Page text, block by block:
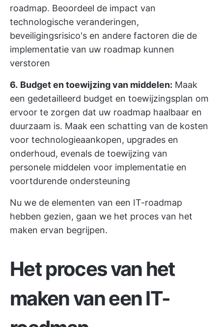
roadmap. Beoordeel de impact van
technologische veranderingen,
beveiligingsrisico's en andere factoren die de
implementatie van uw roadmap kunnen
verstoren
6. Budget en toewijzing van middelen: Maak
een gedetailleerd budget en toewijzingsplan om
ervoor te zorgen dat uw roadmap haalbaar en
duurzaam is. Maak een schatting van de kosten
voor technologieaankopen, upgrades en
onderhoud, evenals de toewijzing van
personele middelen voor implementatie en
voortdurende ondersteuning
Nu we de elementen van een IT-roadmap
hebben gezien, gaan we het proces van het
maken ervan begrijpen.
Het proces van het
maken van een IT-